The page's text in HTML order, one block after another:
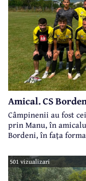
Amical. CS
Câmpinenii au fost
prin Manu, în
Bordeni, în fața
501 vizualizari